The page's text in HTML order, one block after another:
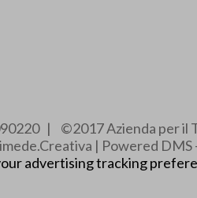
| ©2017 Azienda per il
| Powered
advertising tracking